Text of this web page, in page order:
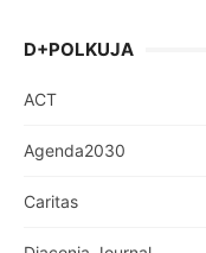
D+POLKUJA
ACT
Agenda2030
Caritas